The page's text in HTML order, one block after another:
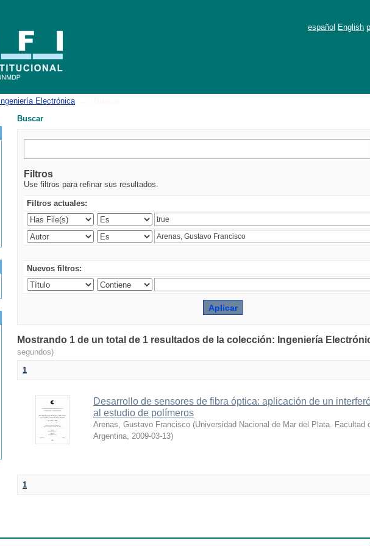
español English
Ingeniería Electrónica
Buscar
Filtros
Use filtros para refinar sus resultados.
Filtros actuales:
Nuevos filtros:
Mostrando 1 de un total de 1 resultados de la colección: Ingeniería
segundos)
1
Desarrollo de sensores de fibra óptica: aplicación de un
al estudio de polímeros
Arenas, Gustavo Francisco (Universidad Nacional de Mar del Plata. Facultad
Argentina, 2009-03-13)
1